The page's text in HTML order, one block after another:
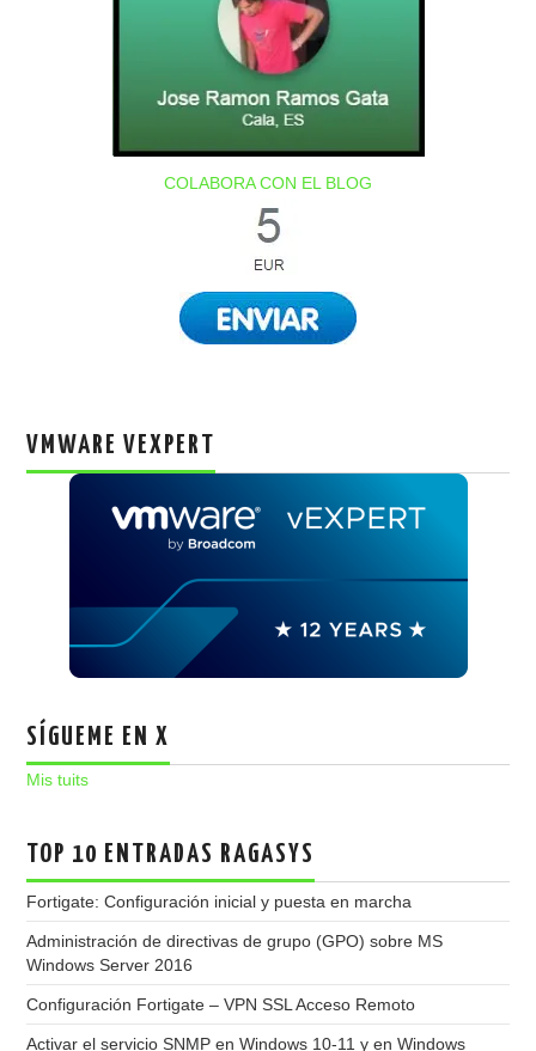
COLABORA CON EL BLOG
VMWARE VEXPERT
SÍGUEME EN X
Mis tuits
TOP 10 ENTRADAS RAGASYS
Fortigate: Configuración inicial y puesta en marcha
Administración de directivas de grupo (GPO) sobre MS
Windows Server 2016
Configuración Fortigate – VPN SSL Acceso Remoto
Activar el servicio SNMP en Windows 10-11 y en Windows